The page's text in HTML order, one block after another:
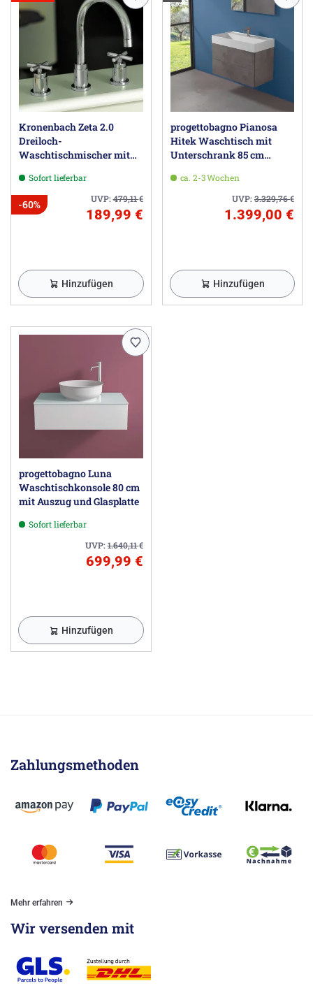
Kronenbach Zeta 2.0
Dreiloch-
Waschtischmischer mit
Sofort lieferbar
UVP:479,11€
-60%
189,99 €
Hinzufügen
progettobagno Pianosa
Hitek Waschtisch mit
Unterschrank 85 cm
ca. 2-3 Wochen
UVP:3.329,76€
1.399,00 €
Hinzufügen
progettobagno Luna
Waschtischkonsole 80 cm
mit Auszug und Glasplatte
Sofort lieferbar
UVP:1.640,11€
699,99 €
Hinzufügen
Zahlungsmethoden
Mehr erfahren
Wir versenden mit